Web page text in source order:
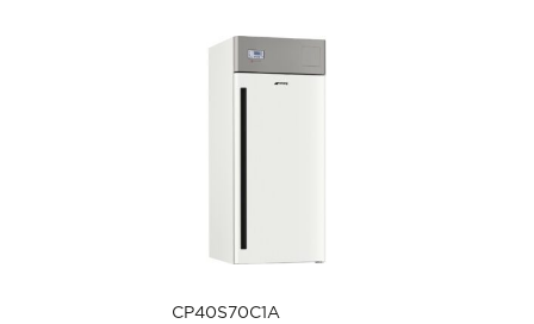
CP40S70C1A